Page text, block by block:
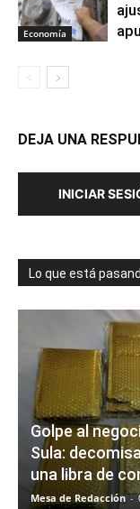
Economía
DEJA UNA
INICIAR
Lo que está
Golpe al
Sula:
una libra de
Mesa de Redacción -